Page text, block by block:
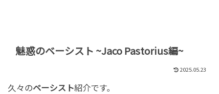
魅惑のベーシスト ~Jaco Pastorius編~
2025.05.23
久々のベーシスト紹介です。